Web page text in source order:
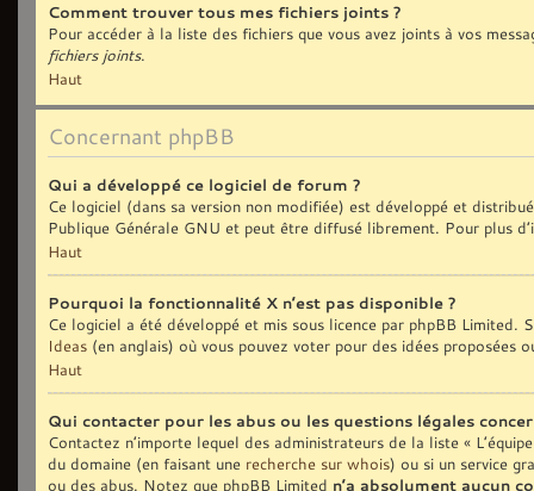
Comment trouver tous mes fichiers joints ?
Pour accéder à la liste des fichiers que vous avez joints à vos
fichiers joints.
Haut
Concernant phpBB
Qui a développé ce logiciel de forum ?
Ce logiciel (dans sa version non modifiée) est développé et
Publique Générale GNU et peut être diffusé librement. Pour plus
Haut
Pourquoi la fonctionnalité X n’est pas disponible ?
Ce logiciel a été développé et mis sous licence par phpBB Limited.
Ideas (en anglais) où vous pouvez voter pour des idées proposées
Haut
Qui contacter pour les abus ou les questions légales
Contactez n’importe lequel des administrateurs de la liste «
du domaine (en faisant une recherche sur whois) ou si un service
ou des abus. Notez que phpBB Limited n’a absolument aucun